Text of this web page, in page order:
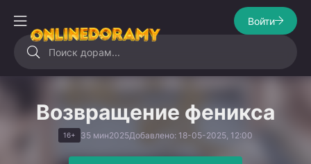
Войти
Возвращение феникса
16+ 35 мин2025Добавлено: 18-05-2025, 12:00